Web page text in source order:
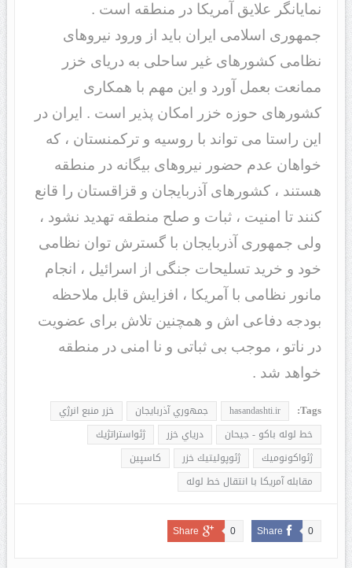
نمایانگر علایق آمریکا در منطقه است .
جمهوری اسلامی ایران باید از ورود نیروهای
نظامی کشورهای غیر ساحلی به دریای خزر
ممانعت بعمل آورد و این مهم با همکاری
کشورهای حوزه خزر امکان پذیر است . ایران در
این راستا می تواند با روسیه و ترکمنستان ، که
خواهان عدم حضور نیروهای بیگانه در منطقه
هستند ، کشورهای آذربایجان و قزاقستان را قانع
کنند تا امنیت ، ثبات و صلح منطقه تهدید نشود ،
ولی جمهوری آذربایجان با گسترش توان نظامی
خود و خرید تسلیحات جنگی از اسرائیل ، انجام
مانور نظامی با آمریکا ، افزایش قابل ملاحظه
بودجه دفاعی اش و همچنین تلاش برای عضویت
در ناتو ، موجب بی ثباتی و نا امنی در منطقه
خواهد شد .
Tags:
hasandashti.ir جمهوري آذربايجان
خزر منبع انرژي
خط لوله باكو - جيحان
درياي خزر
ژئواستراتژيك
ژئواكونوميك
ژئوپوليتيك خزر
كاسپين
مقابله آمريكا با انتقال خط لوله
Share 0
Share 0